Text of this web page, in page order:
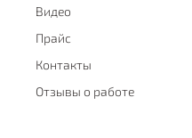
Видео
Прайс
Контакты
Отзывы о работе